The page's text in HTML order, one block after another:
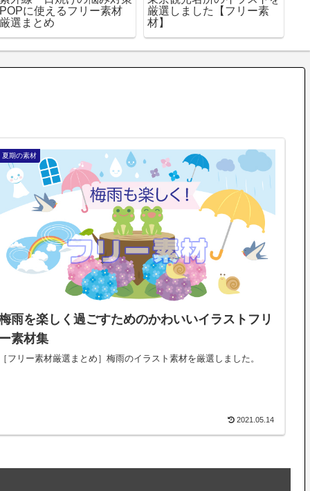
に使えるフリー素材
まとめ
厳選しました【フリー素
材】
夏期の素材
雨を楽しく過ごすためのかわいいイラストフリ
素材集
フリー素材厳選まとめ］梅雨のイラスト素材を厳選しました。
2021.05.14